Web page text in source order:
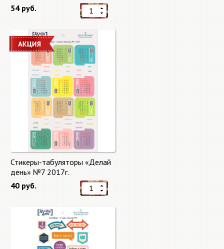
54 руб.
Стикеры-табуляторы «Делай
день» №7 2017г.
40 руб.